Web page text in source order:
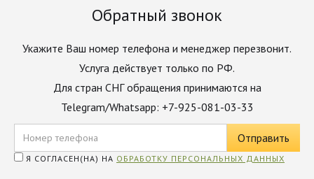
Обратный звонок
Укажите Ваш номер телефона и менеджер перезвонит.
Услуга действует только по РФ.
Для стран СНГ обращения принимаются на
Telegram/Whatsapp: +7-925-081-03-33
Я СОГЛАСЕН(НА) НА ОБРАБОТКУ ПЕРСОНАЛЬНЫХ ДАННЫХ